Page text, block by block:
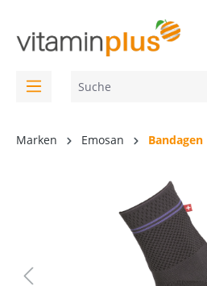
Marken Emosan Bandagen